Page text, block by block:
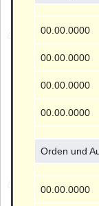
00.00.0000
00.00.0000
00.00.0000
00.00.0000
Orden und
00.00.0000